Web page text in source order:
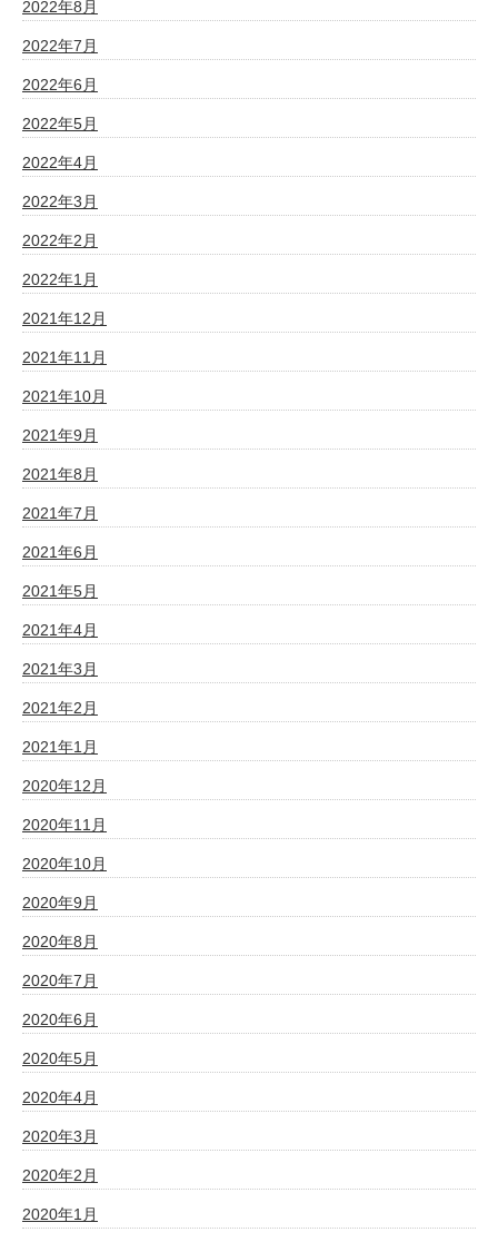
2022年8月
2022年7月
2022年6月
2022年5月
2022年4月
2022年3月
2022年2月
2022年1月
2021年12月
2021年11月
2021年10月
2021年9月
2021年8月
2021年7月
2021年6月
2021年5月
2021年4月
2021年3月
2021年2月
2021年1月
2020年12月
2020年11月
2020年10月
2020年9月
2020年8月
2020年7月
2020年6月
2020年5月
2020年4月
2020年3月
2020年2月
2020年1月